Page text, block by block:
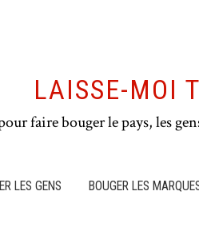
LAISSE-MOI
faire bouger le pays, les
LES GENS BOUGER LES